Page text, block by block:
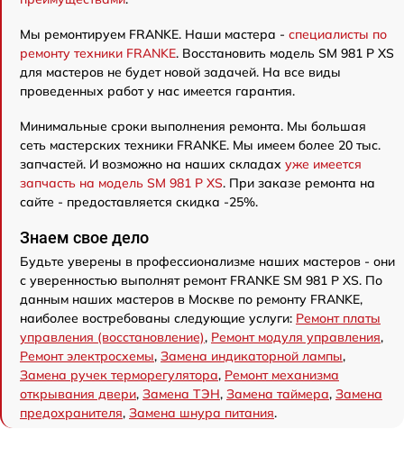
Мы ремонтируем FRANKE. Наши мастера - специалисты по
ремонту техники FRANKE. Восстановить модель SM 981 P XS
для мастеров не будет новой задачей. На все виды
проведенных работ у нас имеется гарантия.
Минимальные сроки выполнения ремонта. Мы большая
сеть мастерских техники FRANKE. Мы имеем более 20 тыс.
запчастей. И возможно на наших складах уже имеется
запчасть на модель SM 981 P XS. При заказе ремонта на
сайте - предоставляется скидка -25%.
Знаем свое дело
Будьте уверены в профессионализме наших мастеров - они
с уверенностью выполнят ремонт FRANKE SM 981 P XS. По
данным наших мастеров в Москве по ремонту FRANKE,
наиболее востребованы следующие услуги: Ремонт платы
управления (восстановление), Ремонт модуля управления,
Ремонт электросхемы, Замена индикаторной лампы,
Замена ручек терморегулятора, Ремонт механизма
открывания двери, Замена ТЭН, Замена таймера, Замена
предохранителя, Замена шнура питания.